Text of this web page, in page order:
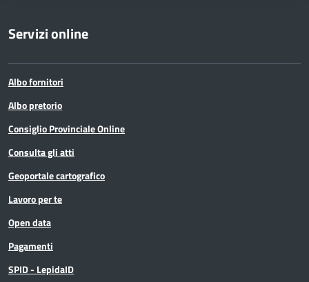
Servizi online
Albo fornitori
Albo pretorio
Consiglio Provinciale Online
Consulta gli atti
Geoportale cartografico
Lavoro per te
Open data
Pagamenti
SPID - LepidaID